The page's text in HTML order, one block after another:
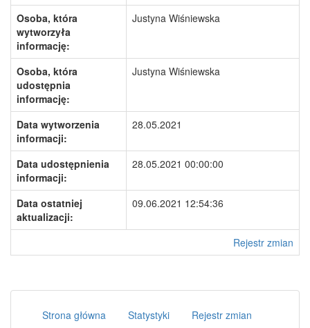
Osoba, która
wytworzyła
informację:
Justyna Wiśniewska
Osoba, która
udostępnia
informację:
Justyna Wiśniewska
Data wytworzenia
informacji:
28.05.2021
Data udostępnienia
informacji:
28.05.2021 00:00:00
Data ostatniej
aktualizacji:
09.06.2021 12:54:36
Rejestr zmian
Strona główna Statystyki Rejestr zmian